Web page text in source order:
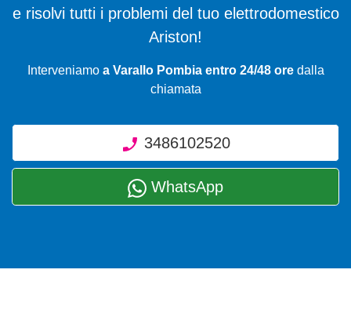
e risolvi tutti i problemi del tuo elettrodomestico
Ariston!
Interveniamo a Varallo Pombia entro 24/48 oredalla
chiamata
3486102520
WhatsApp